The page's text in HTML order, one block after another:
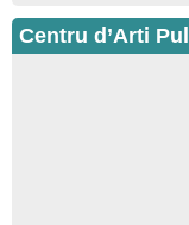
Centru d’Arti